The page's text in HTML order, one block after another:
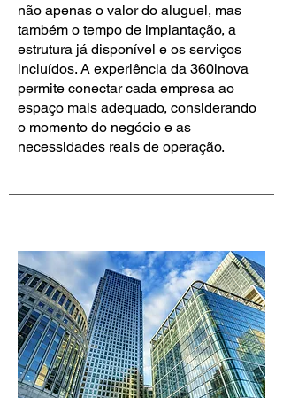
não apenas o valor do aluguel, mas
também o tempo de implantação, a
estrutura já disponível e os serviços
incluídos. A experiência da 360inova
permite conectar cada empresa ao
espaço mais adequado, considerando
o momento do negócio e as
necessidades reais de operação.